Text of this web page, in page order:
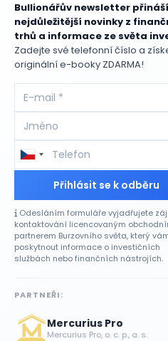
Bullionářův newsletter přináší
nejdůležitější novinky z
trhů a informace ze světa
Zadejte své telefonní číslo a
originální e-booky ZDARMA!
Přihlásit se k odběru
Odesláním formuláře vyjadřujete
kontaktování licencovaným
partnerem Burzovního světa, který
poskytnout informace o investičních
službách nebo finančních nástrojích.
PARTNEŘI:
Mercurius Pro
Mercurius Pro, o. c. p., a. s.